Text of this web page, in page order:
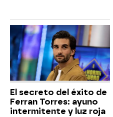
El secreto del éxito de
Ferran Torres: ayuno
intermitente y luz roja